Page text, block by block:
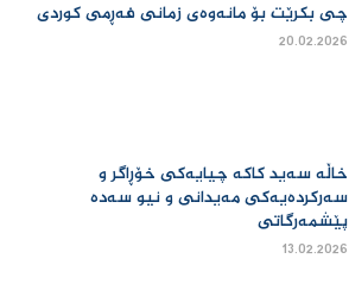
چی بكرێت بۆ مانەوەی زمانی فەڕمی كوردی
20.02.2026
خاڵە سەید کاکە چیایەکی خۆڕاگر و
سەرکردەیەکی مەیدانی و نیو سەدە
پێشمەرگاتی
13.02.2026